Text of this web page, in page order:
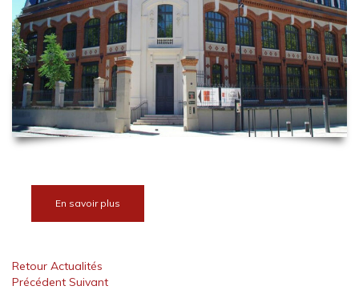
En savoir plus
Retour Actualités
Précédent Suivant